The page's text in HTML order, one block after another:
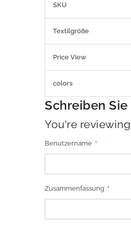
Informationen
SKU
Textilgröße
Price View
colors
Schreiben
You're
Benutzername
Zusammenfassung